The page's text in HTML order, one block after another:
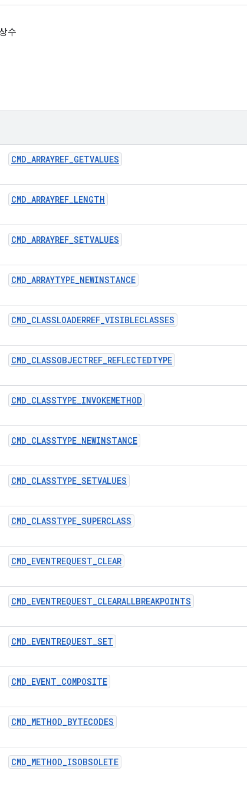
수
CMD_ARRAYREF_GETVALUES
CMD_ARRAYREF_LENGTH
CMD_ARRAYREF_SETVALUES
CMD_ARRAYTYPE_NEWINSTANCE
CMD_CLASSLOADERREF_VISIBLECLASSES
CMD_CLASSOBJECTREF_REFLECTEDTYPE
CMD_CLASSTYPE_INVOKEMETHOD
CMD_CLASSTYPE_NEWINSTANCE
CMD_CLASSTYPE_SETVALUES
CMD_CLASSTYPE_SUPERCLASS
CMD_EVENTREQUEST_CLEAR
CMD_EVENTREQUEST_CLEARALLBREAKPOINTS
CMD_EVENTREQUEST_SET
CMD_EVENT_COMPOSITE
CMD_METHOD_BYTECODES
CMD_METHOD_ISOBSOLETE